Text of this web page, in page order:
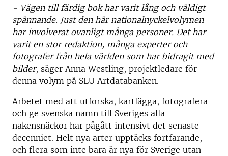
- Vägen till färdig bok har varit lång och väldigt
spännande. Just den här nationalnyckelvolymen
har involverat ovanligt många personer. Det har
varit en stor redaktion, många experter och
fotografer från hela världen som har bidragit med
bilder, säger Anna Westling, projektledare för
denna volym på SLU Artdatabanken.
Arbetet med att utforska, kartlägga, fotografera
och ge svenska namn till Sveriges alla
nakensnäckor har pågått intensivt det senaste
decenniet. Helt nya arter upptäcks fortfarande,
och flera som inte bara är nya för Sverige utan